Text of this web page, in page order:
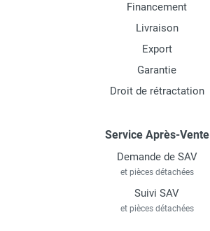
Financement
Livraison
Export
Garantie
Droit de rétractation
Service Après-Vente
Demande de SAV
et pièces détachées
Suivi SAV
et pièces détachées